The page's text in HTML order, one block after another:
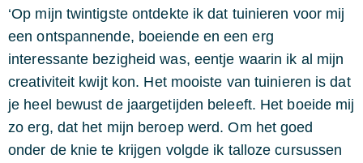
‘Op mijn twintigste ontdekte ik dat tuinieren voor mij
een ontspannende, boeiende en een erg
interessante bezigheid was, eentje waarin ik al mijn
creativiteit kwijt kon. Het mooiste van tuinieren is dat
je heel bewust de jaargetijden beleeft. Het boeide mij
zo erg, dat het mijn beroep werd. Om het goed
onder de knie te krijgen volgde ik talloze cursussen